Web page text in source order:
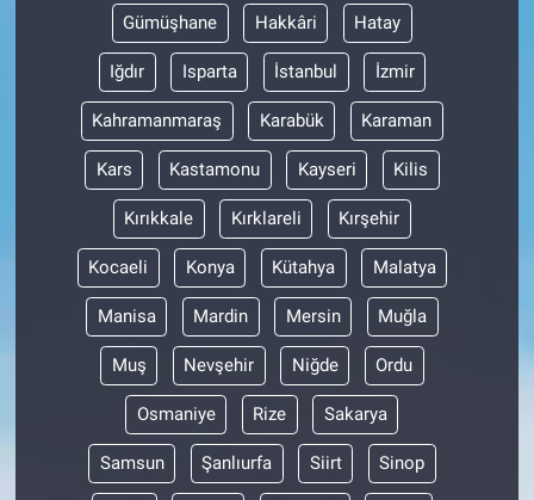
Gümüşhane Hakkâri Hatay
Iğdır Isparta İstanbul İzmir
Kahramanmaraş Karabük Karaman
Kars Kastamonu Kayseri Kilis
Kırıkkale Kırklareli Kırşehir
Kocaeli Konya Kütahya Malatya
Manisa Mardin Mersin Muğla
Muş Nevşehir Niğde Ordu
Osmaniye Rize Sakarya
Samsun Şanlıurfa Siirt Sinop